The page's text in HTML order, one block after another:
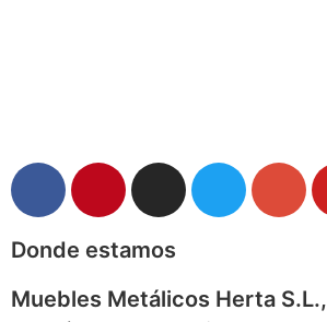
Donde estamos
Muebles Metálicos Herta S.L.,